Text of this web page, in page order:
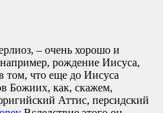
– очень хорошо и
рождение Иисуса,
том, что еще до Иисуса
Божиих, как, скажем,
Аттис, персидский